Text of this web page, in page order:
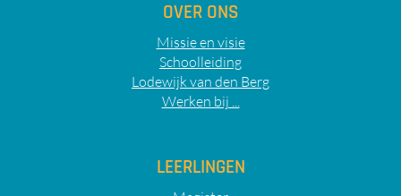
OVER ONS
Missie en visie
Schoolleiding
Lodewijk van den Berg
Werken bij ...
LEERLINGEN